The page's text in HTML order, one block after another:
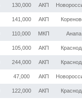
130,000 АКП
141,000 АКП
110,000 МКП Анапа
105,000 АКП
244,000 АКП
47,000 АКП
122,000 АКП